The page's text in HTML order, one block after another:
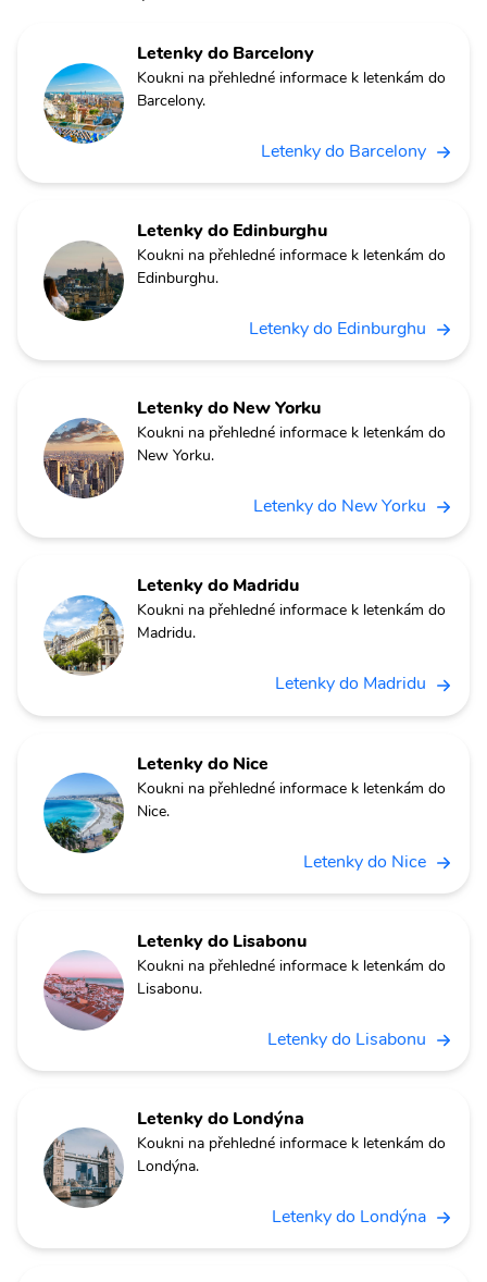
Letenky do Barcelony
Koukni na přehledné informace k letenkám do
Barcelony.
Letenky do Barcelony
Letenky do Edinburghu
Koukni na přehledné informace k letenkám do
Edinburghu.
Letenky do Edinburghu
Letenky do New Yorku
Koukni na přehledné informace k letenkám do
New Yorku.
Letenky do New Yorku
Letenky do Madridu
Koukni na přehledné informace k letenkám do
Madridu.
Letenky do Madridu
Letenky do Nice
Koukni na přehledné informace k letenkám do
Nice.
Letenky do Nice
Letenky do Lisabonu
Koukni na přehledné informace k letenkám do
Lisabonu.
Letenky do Lisabonu
Letenky do Londýna
Koukni na přehledné informace k letenkám do
Londýna.
Letenky do Londýna